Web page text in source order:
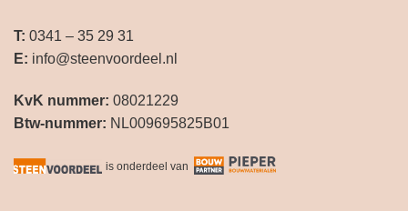
T: 0341 – 35 29 31
E: info@steenvoordeel.nl
KvK nummer: 08021229
Btw-nummer: NL009695825B01
is onderdeel van